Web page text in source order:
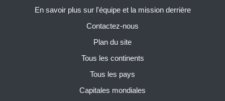
En savoir plus sur l'équipe et la mission derrière
Contactez-nous
Plan du site
Tous les continents
Tous les pays
Capitales mondiales